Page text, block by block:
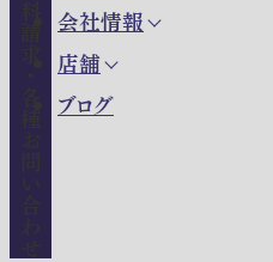
会社情報
店舗
ブログ